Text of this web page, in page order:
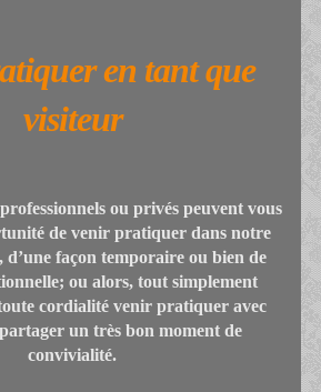
en tant que
visiteur
ou privés peuvent vous
de venir pratiquer dans notre
d’une façon temporaire ou bien de
ou alors, tout simplement
cordialité venir pratiquer avec
un très bon moment de
convivialité.